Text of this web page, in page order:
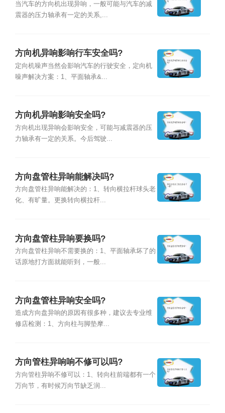
当汽车的方向机出现异响，一般可能与汽车的减
震器的压力轴承有一定的关系,...
方向机异响影响行车安全吗?
定向机噪声当然会影响汽车的行驶安全，定向机
噪声解决方案：1、平面轴承&...
方向机异响影响安全吗?
方向机出现异响会影响安全，可能与减震器的压
力轴承有一定的关系。今后驾驶...
方向盘管柱异响能解决吗?
方向盘管柱异响能解决的：1、转向横拉杆球头老
化、有旷量。更换转向横拉杆...
方向盘管柱异响要换吗?
方向盘管柱异响不需要换的：1、平面轴承坏了的
话原地打方面就能听到，一般...
方向盘管柱异响安全吗?
造成方向盘异响的原因有很多种，建议去专业维
修店检测：1、方向柱与脚垫摩...
方向管柱异响响不修可以吗?
方向管柱异响不修可以：1、转向柱前端都有一个
万向节，有时候万向节缺乏润...